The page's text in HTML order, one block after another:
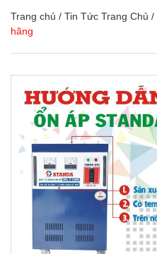
Trang chủ / Tin Tức Trang Chủ /
hãng